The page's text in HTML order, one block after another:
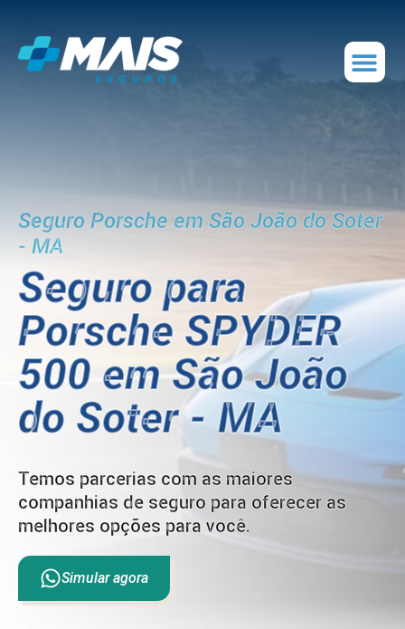
Seguro Porsche em São João do Soter
- MA
Seguro para
Porsche SPYDER
500 em São João
do Soter - MA
Temos parcerias com as maiores
companhias de seguro para oferecer as
melhores opções para você.
Simular agora